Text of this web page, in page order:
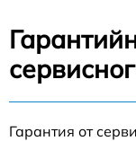
Гарантия от